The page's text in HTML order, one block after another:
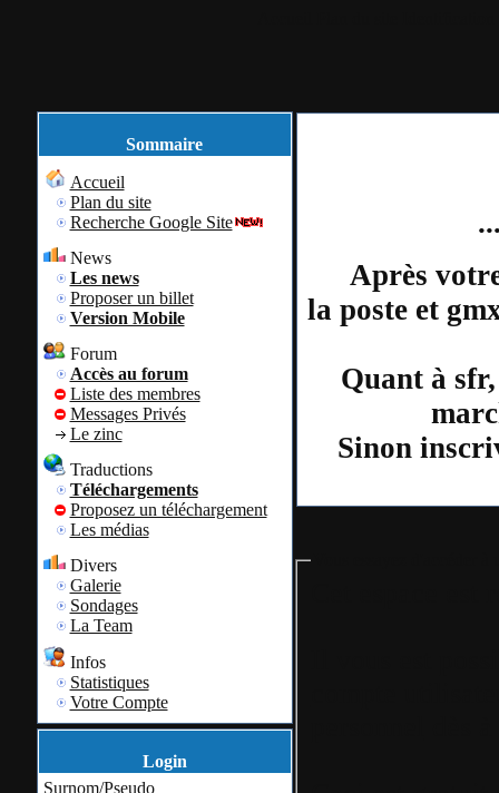
Sommaire
Accueil
Plan du site
Recherche Google Site
News
Les news
Proposer un billet
Version Mobile
Forum
Accès au forum
Liste des membres
Messages Privés
Le zinc
Traductions
Téléchargements
Proposez un téléchargement
Les médias
Divers
Galerie
Sondages
La Team
Infos
Statistiques
Votre Compte
Login
Surnom/Pseudo
Après
la poste et
Quant à
Sinon